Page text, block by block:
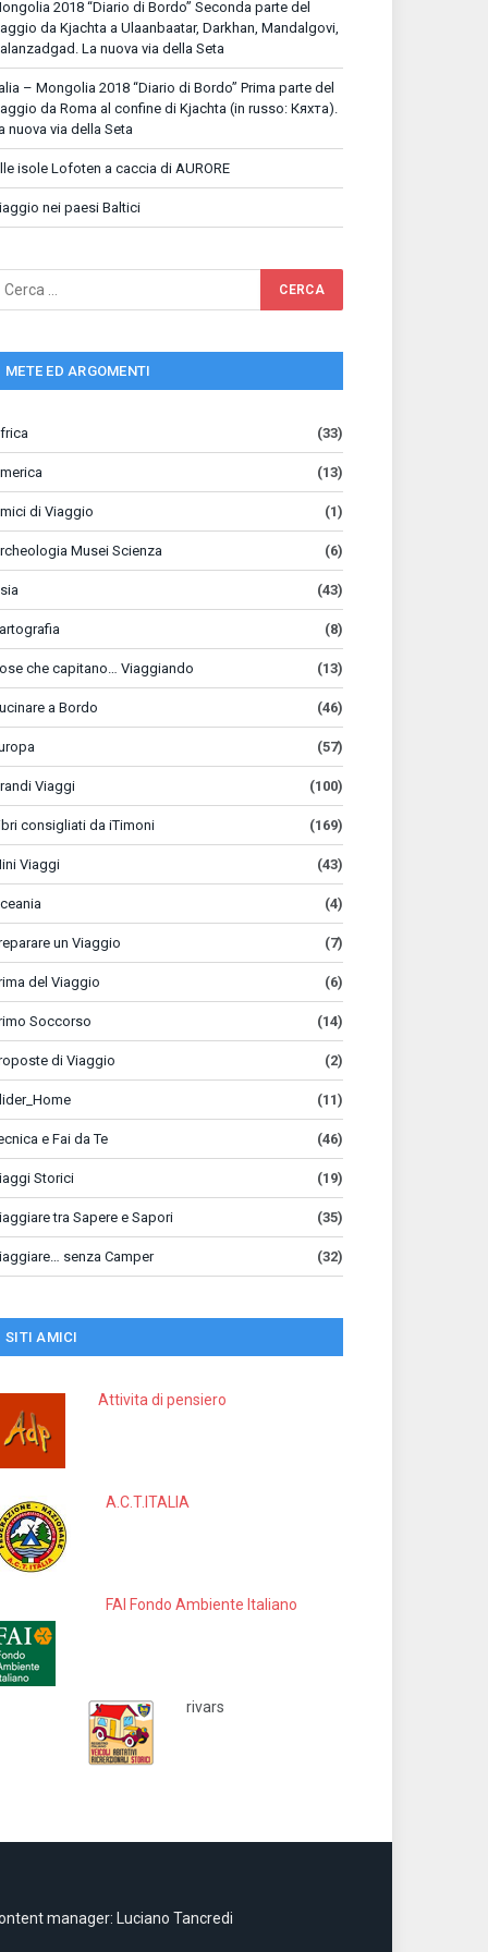
2018 “Diario di Bordo” Seconda parte del
da Kjachta a Ulaanbaatar, Darkhan, Mandalgovi,
La nuova via della Seta
– Mongolia 2018 “Diario di Bordo” Prima parte del
da Roma al confine di Kjachta (in russo: Кяхта).
nuova via della Seta
isole Lofoten a caccia di AURORE
nei paesi Baltici
METE ED ARGOMENTI
(33)
(13)
di Viaggio (1)
Musei Scienza (6)
(43)
(8)
che capitano… Viaggiando (13)
a Bordo (46)
(57)
Viaggi (100)
consigliati da iTimoni (169)
Viaggi (43)
(4)
un Viaggio (7)
del Viaggio (6)
Soccorso (14)
di Viaggio (2)
(11)
e Fai da Te (46)
Storici (19)
tra Sapere e Sapori (35)
senza Camper (32)
SITI AMICI
Attivita di pensiero
A.C.T.ITALIA
FAI Fondo Ambiente Italiano
rivars
manager: Luciano Tancredi